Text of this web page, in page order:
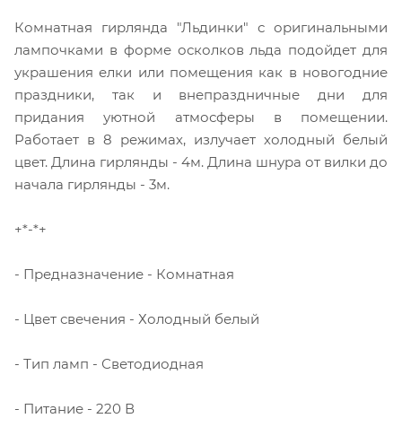
Комнатная гирлянда "Льдинки" с оригинальными
лампочками в форме осколков льда подойдет для
украшения елки или помещения как в новогодние
праздники, так и внепраздничные дни для
придания уютной атмосферы в помещении.
Работает в 8 режимах, излучает холодный белый
цвет. Длина гирлянды - 4м. Длина шнура от вилки до
начала гирлянды - 3м.
+*-*+
- Предназначение - Комнатная
- Цвет свечения - Холодный белый
- Тип ламп - Светодиодная
- Питание - 220 В